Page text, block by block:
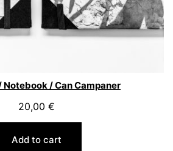
Notebook / Can Campaner
20,00 €
Add to cart